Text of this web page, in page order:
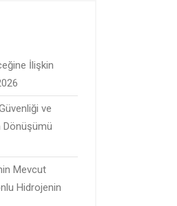
İlişkin
ve
Dönüşümü
Mevcut
Hidrojenin